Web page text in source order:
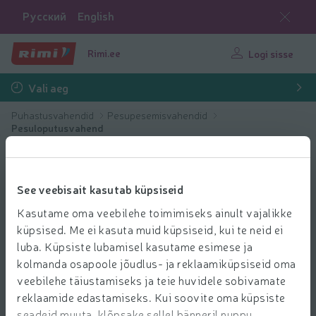
See veebisait kasutab küpsiseid
Kasutame oma veebilehe toimimiseks ainult vajalikke
küpsised. Me ei kasuta muid küpsiseid, kui te neid ei
luba. Küpsiste lubamisel kasutame esimese ja
kolmanda osapoole jõudlus- ja reklaamiküpsiseid oma
veebilehe täiustamiseks ja teie huvidele sobivamate
reklaamide edastamiseks. Kui soovite oma küpsiste
Русский English
Rimi.ee Logi sisse
Vali aeg
Puhastusvahendid
Pesupesemisvahendid
Pesuloputusvahend